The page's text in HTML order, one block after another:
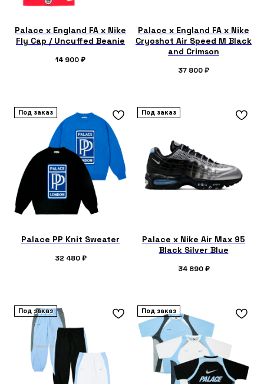
Palace x England FA x Nike
Fly Cap / Uncuffed Beanie
14 900₽
Palace x England FA x Nike
Cryoshot Air Speed M Black
and Crimson
37 800₽
Под заказ
Palace PP Knit Sweater
32 480 ₽
Под заказ
Palace x Nike Air Max 95
Black Silver Blue
34 890 ₽
Под заказ Под заказ